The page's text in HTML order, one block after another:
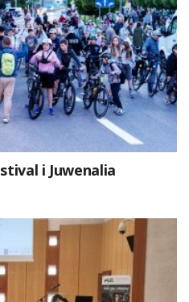
i Juwenalia